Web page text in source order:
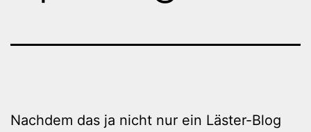
Nachdem das ja nicht nur ein Läster-Blog